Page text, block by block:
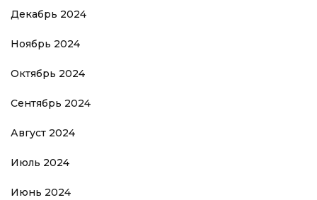
Декабрь 2024
Ноябрь 2024
Октябрь 2024
Сентябрь 2024
Август 2024
Июль 2024
Июнь 2024